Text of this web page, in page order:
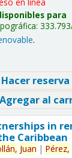
para
.
reserva
al
in
Caribbean
Juan | Pérez,